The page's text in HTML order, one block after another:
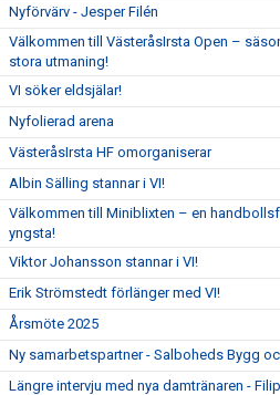
Nyförvärv - Jesper Filén
Välkommen till VästeråsIrsta Open –
stora utmaning!
VI söker eldsjälar!
Nyfolierad arena
VästeråsIrsta HF omorganiserar
Albin Sälling stannar i VI!
Välkommen till Miniblixten – en
yngsta!
Viktor Johansson stannar i VI!
Erik Strömstedt förlänger med VI!
Årsmöte 2025
Ny samarbetspartner - Salboheds Bygg
Längre intervju med nya damtränaren -